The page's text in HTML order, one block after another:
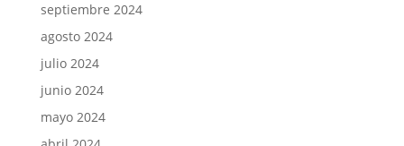
septiembre 2024
agosto 2024
julio 2024
junio 2024
mayo 2024